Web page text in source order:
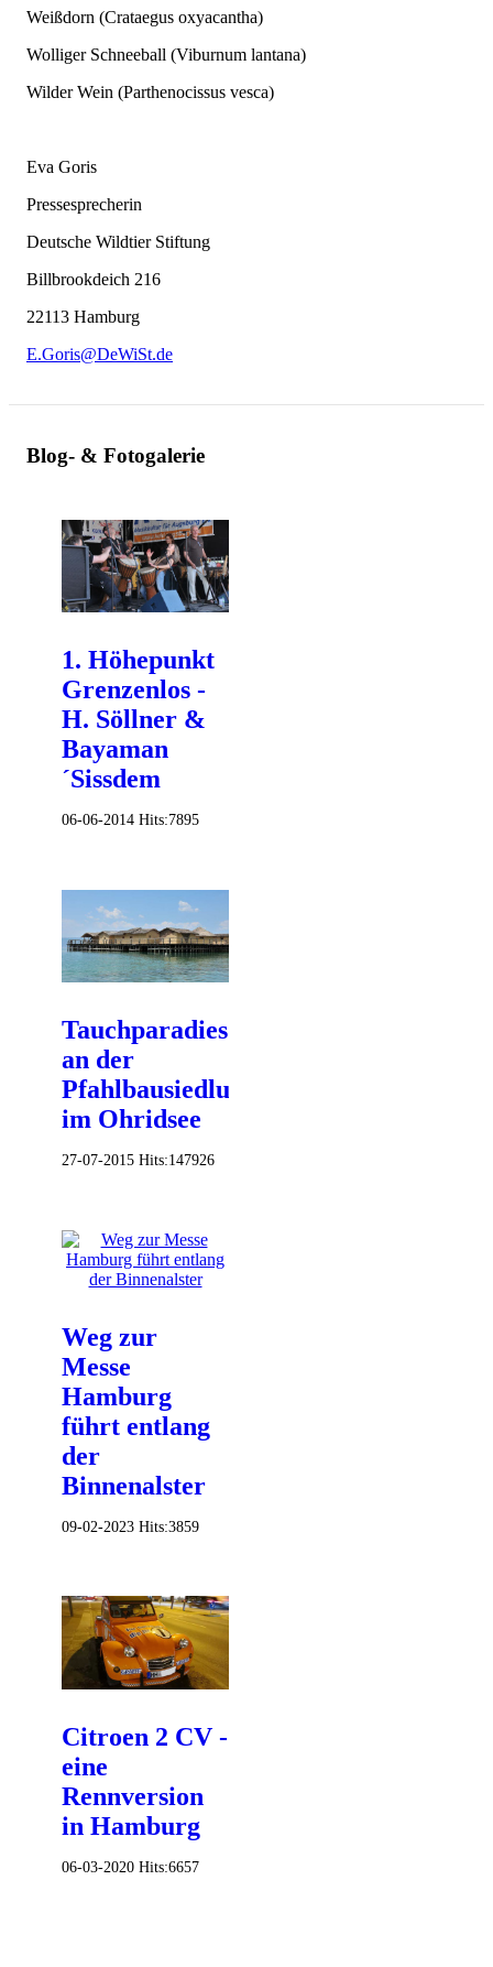
Weißdorn (Crataegus oxyacantha)
Wolliger Schneeball (Viburnum lantana)
Wilder Wein (Parthenocissus vesca)
Eva Goris
Pressesprecherin
Deutsche Wildtier Stiftung
Billbrookdeich 216
22113 Hamburg
E.Goris@DeWiSt.de
Blog- & Fotogalerie
1. Höhepunkt
Grenzenlos -
H. Söllner &
Bayaman
´Sissdem
06-06-2014 Hits:7895
Tauchparadies
an der
Pfahlbausiedlung
im Ohridsee
27-07-2015 Hits:147926
Weg zur
Messe
Hamburg
führt entlang
der
Binnenalster
09-02-2023 Hits:3859
Citroen 2 CV -
eine
Rennversion
in Hamburg
06-03-2020 Hits:6657